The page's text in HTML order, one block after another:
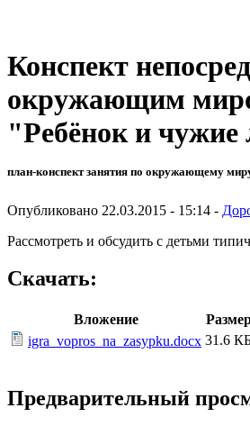
Конспект
окружающим
"Ребёнок и
план-конспект занятия по окружающему
Опубликовано 22.03.2015 - 15:14 -
Рассмотреть и обсудить с детьми
Скачать:
Вложение
igra_vopros_na_zasypku.docx 31.6
Предварительный